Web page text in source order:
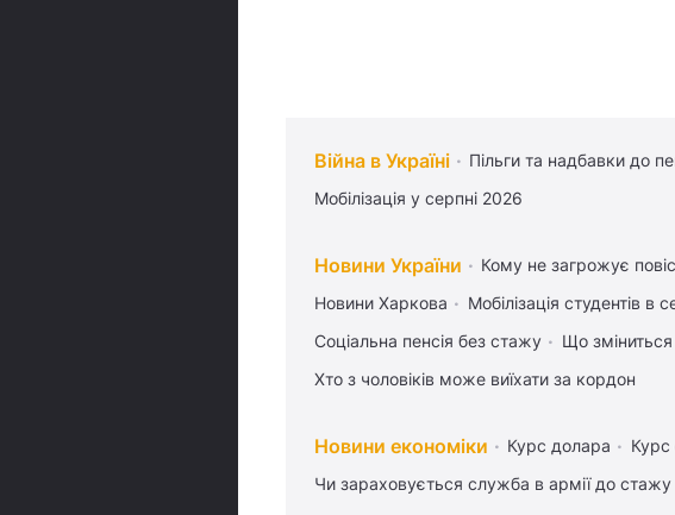
Війна в Україні Пільги та надбавки до
Мобілізація у серпні 2026
Новини України Кому не загрожує
Новини Харкова
Мобілізація студентів в
Соціальна пенсія без стажу
Що зміниться
Хто з чоловіків може виїхати за кордон
Новини економіки Курс долара Курс
Чи зараховується служба в армії до стажу